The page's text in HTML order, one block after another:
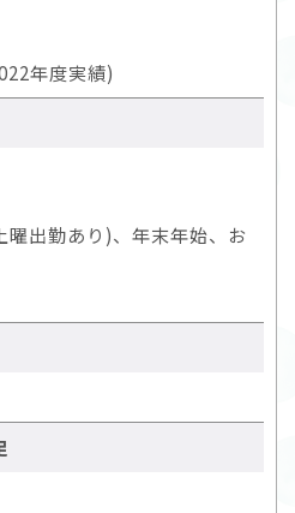
年度実績)
出勤あり)、年末年始、お